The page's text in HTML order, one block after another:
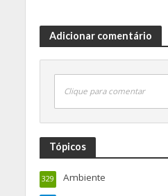
Adicionar comentário
Clique para comentar
Tópicos
Ambiente
329